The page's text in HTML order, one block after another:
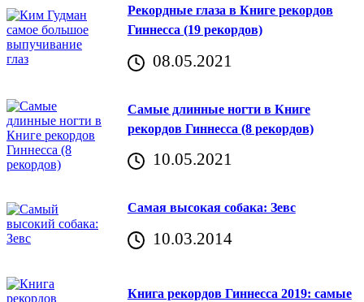
Рекордные глаза в Книге рекордов
Гиннесса (19 рекордов)
08.05.2021
Самые длинные ногти в Книге
рекордов Гиннесса (8 рекордов)
10.05.2021
Самая высокая собака: Зевс
10.03.2014
Книга рекордов Гиннесса 2019: самые